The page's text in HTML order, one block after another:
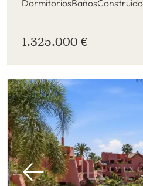
DormitoriosBañosConstruído
1.325.000 €